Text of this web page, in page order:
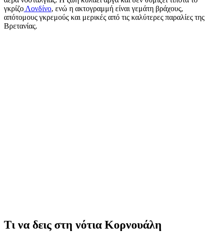
γκρίζο Λονδίνο, ενώ η ακτογραμμή είναι γεμάτη βράχους,
απότομους γκρεμούς και μερικές από τις καλύτερες παραλίες της
Βρετανίας.
Τι να δεις στη νότια Κορνουάλη